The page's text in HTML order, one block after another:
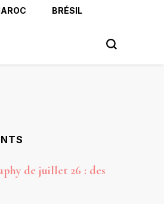
BRÉSIL
de juillet 26 : des